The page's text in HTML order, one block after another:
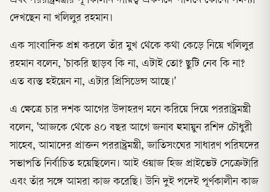
দেখছেন না খলিলুর রহমান।
এক সাংবাদিক প্রশ্ন করলে তাঁর মুখ থেকে কথা কেড়ে নিয়ে খলিলুর
রহমান বলেন, 'চাকরি ছাড়ব কি না, এটাই তো? ছুটি নেব কি না?
এত ব্যস্ত হইয়েন না, এটার প্রিসিডেন্স আছে।'
এ ক্ষেত্রে চার দশক আগের উদাহরণ মনে করিয়ে দিয়ে পররাষ্ট্রমন্ত্রী
বলেন, 'আজকে থেকে ৪০ বছর আগে জনাব হুমায়ুন রশিদ চৌধুরী
সাহেব, আমাদের প্রাক্তন পররাষ্ট্রমন্ত্রী, জাতিসংঘের সাধারণ পরিষদের
সভাপতি নির্বাচিত হয়েছিলেন। আই ওয়াজ হিজ প্রাইভেট সেক্রেটারি
এবং তাঁর সঙ্গে আমরা কাজ করেছি। উনি দুই পদেই পূর্ণকালীন কাজ